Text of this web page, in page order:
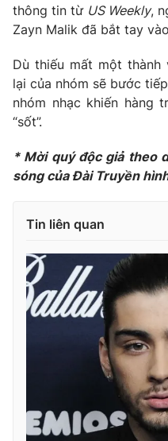
Tư vấn
Chuyên mục khác
Emagazine
Photo
Video
VTV Sức khoẻ
Thị trường 24h
Liên hệ tòa soạn
thông tin từ US Weekly,
Zayn Malik đã bắt tay
Dù thiếu mất một
lại của nhóm sẽ bước
nhóm nhạc khiến hàng
“sốt”.
* Mời quý độc giả theo
sóng của Đài Truyền
Tin liên quan